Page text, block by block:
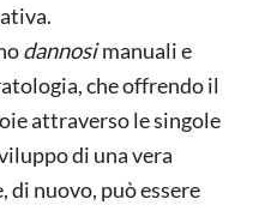
dannosimanuali e
che offrendo il
attraverso le singole
di una vera
nuovo, può essere